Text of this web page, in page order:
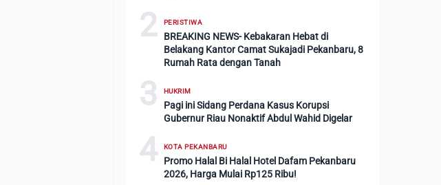
2 PERISTIWA
BREAKING NEWS- Kebakaran Hebat di
Belakang Kantor Camat Sukajadi Pekanbaru, 8
Rumah Rata dengan Tanah
3 HUKRIM
Pagi ini Sidang Perdana Kasus Korupsi
Gubernur Riau Nonaktif Abdul Wahid Digelar
4 KOTA PEKANBARU
Promo Halal Bi Halal Hotel Dafam Pekanbaru
2026, Harga Mulai Rp125 Ribu!